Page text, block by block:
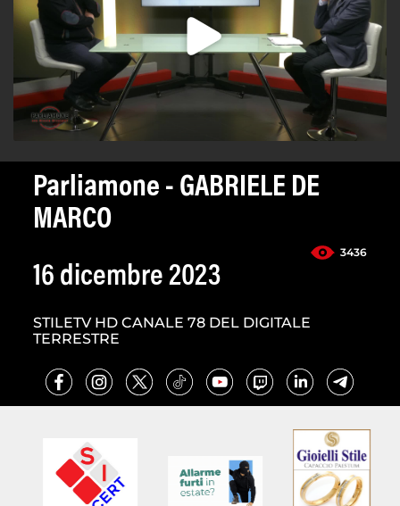
Parliamone - GABRIELE DE
MARCO
3436
16 dicembre 2023
STILETV HD CANALE 78 DEL DIGITALE
TERRESTRE